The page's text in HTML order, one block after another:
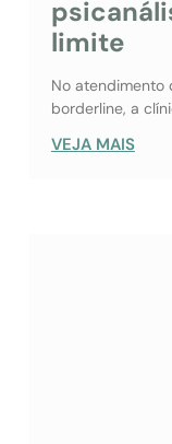
limite
No atendimento
borderline, a
VEJA MAIS